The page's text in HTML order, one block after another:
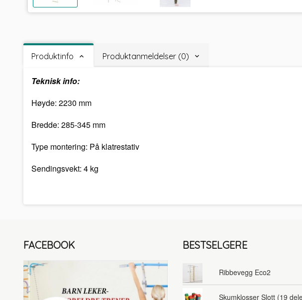
Produktinfo Produktanmeldelser (0)
Teknisk info:
Høyde: 2230 mm
Bredde: 285-345 mm
Type montering: På klatrestativ
Sendingsvekt: 4 kg
FACEBOOK BESTSELGERE
Ribbevegg Eco2
Skumklosser Slott (19